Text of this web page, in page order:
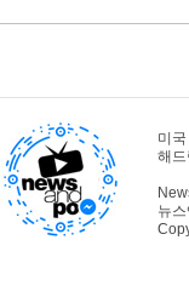
미
해
뉴